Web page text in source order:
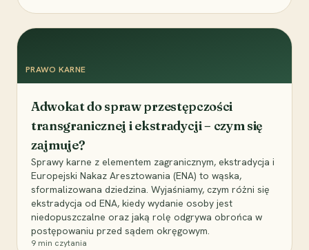
PRAWO KARNE
Adwokat do spraw przestępczości
transgranicznej i ekstradycji – czym się
zajmuje?
Sprawy karne z elementem zagranicznym, ekstradycja i
Europejski Nakaz Aresztowania (ENA) to wąska,
sformalizowana dziedzina. Wyjaśniamy, czym różni się
ekstradycja od ENA, kiedy wydanie osoby jest
niedopuszczalne oraz jaką rolę odgrywa obrońca w
postępowaniu przed sądem okręgowym.
9 min czytania